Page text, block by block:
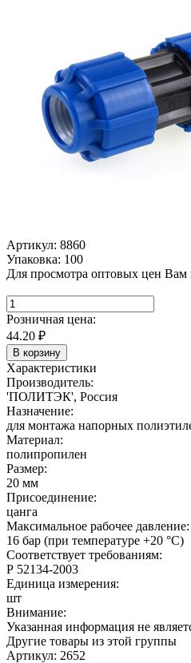
Артикул: 8860
Упаковка: 100
Для просмотра оптовых цен
Розничная цена:
44.20 ₽
В корзину
Характеристики
Производитель:
'ПОЛИТЭК', Россия
Назначение:
для монтажа напорных
Материал:
полипропилен
Размер:
20 мм
Присоединение:
цанга
Максимальное рабочее давление:
16 бар (при температуре +20 °C)
Соответствует требованиям:
Р 52134-2003
Единица измерения:
шт
Внимание:
Указанная информация не
Другие товары из этой группы
Артикул: 2652